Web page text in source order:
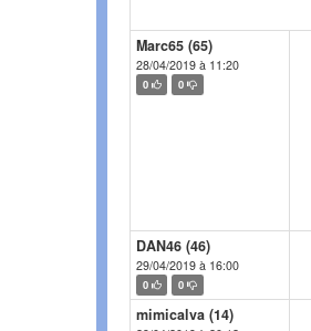
Marc65 (65)
28/04/2019 à 11:20
0 0
DAN46 (46)
29/04/2019 à 16:00
0 0
mimicalva (14)